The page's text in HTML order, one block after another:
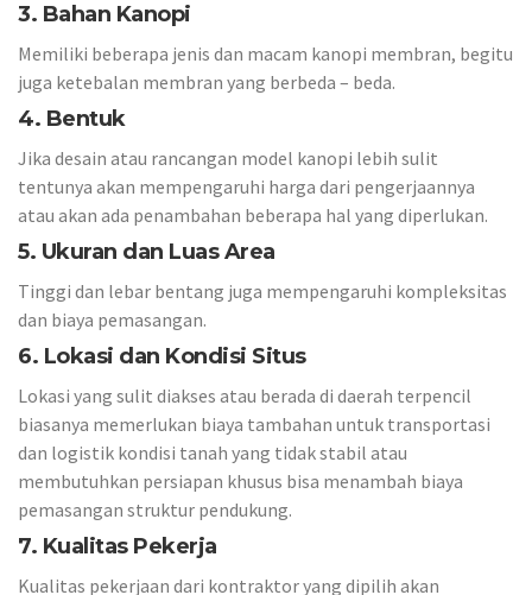
3. Bahan Kanopi
Memiliki beberapa jenis dan macam kanopi membran, begitu
juga ketebalan membran yang berbeda – beda.
4. Bentuk
Jika desain atau rancangan model kanopi lebih sulit
tentunya akan mempengaruhi harga dari pengerjaannya
atau akan ada penambahan beberapa hal yang diperlukan.
5. Ukuran dan Luas Area
Tinggi dan lebar bentang juga mempengaruhi kompleksitas
dan biaya pemasangan.
6. Lokasi dan Kondisi Situs
Lokasi yang sulit diakses atau berada di daerah terpencil
biasanya memerlukan biaya tambahan untuk transportasi
dan logistik kondisi tanah yang tidak stabil atau
membutuhkan persiapan khusus bisa menambah biaya
pemasangan struktur pendukung.
7. Kualitas Pekerja
Kualitas pekerjaan dari kontraktor yang dipilih akan